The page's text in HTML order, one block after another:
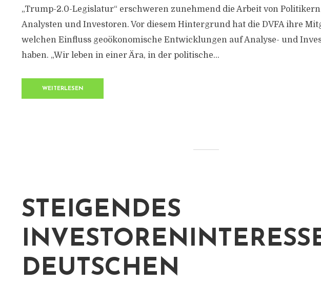
„Trump-2.0-Legislatur“ erschweren zunehmend die Arbeit von
Analysten und Investoren. Vor diesem Hintergrund hat die DVFA ihre
welchen Einfluss geoökonomische Entwicklungen auf Analyse- und
haben. „Wir leben in einer Ära, in der politische...
WEITERLESEN
STEIGENDES
DEUTSCHEN